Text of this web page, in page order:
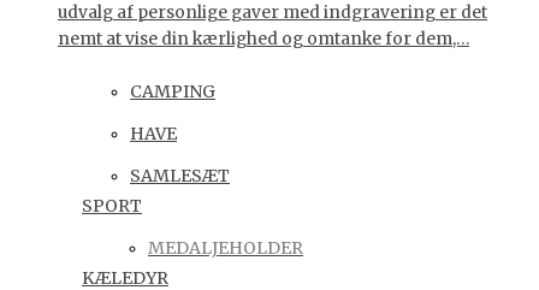
udvalg af personlige gaver med indgravering er det
nemt at vise din kærlighed og omtanke for dem,…
CAMPING
HAVE
SAMLESÆT
SPORT
MEDALJEHOLDER
KÆLEDYR